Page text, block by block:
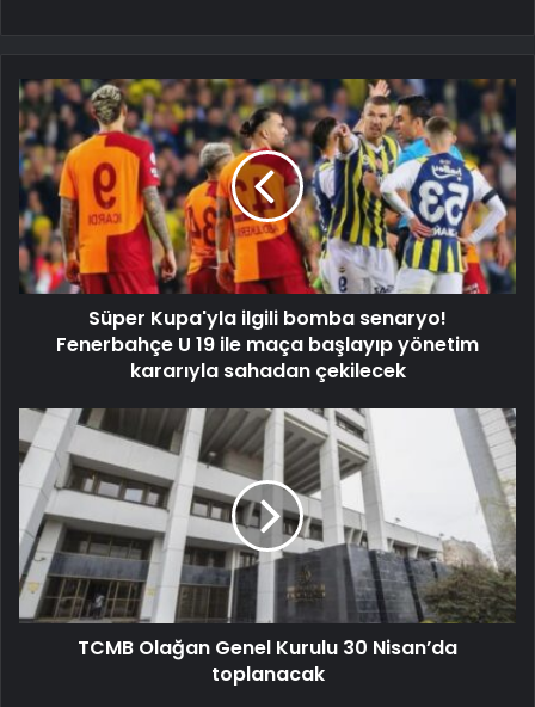
Süper Kupa'yla ilgili bomba senaryo!
Fenerbahçe U 19 ile maça başlayıp yönetim
kararıyla sahadan çekilecek
TCMB Olağan Genel Kurulu 30 Nisan’da
toplanacak